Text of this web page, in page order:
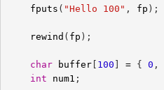
fputs ( "Hello 100" , fp );
rewind ( fp );
char buffer[ 100 = { 0 ,
int
num1 ;